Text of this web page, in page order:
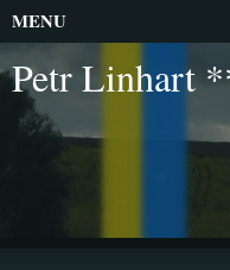
Petr Linhart
MENU